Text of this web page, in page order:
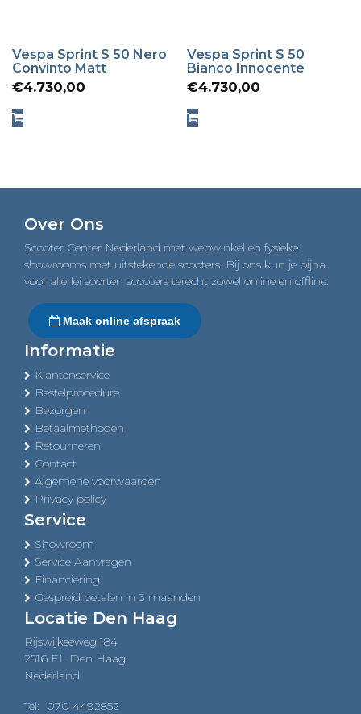
Vespa Sprint S 50 Nero
Convinto Matt
€4.730,00
Vespa Sprint S 50
Bianco Innocente
€4.730,00
Over Ons
Scooter Center Nederland met webwinkel en fysieke
showrooms met uitstekende scooters. Bij ons kun je bijna
voor allerlei soorten scooters terecht zowel online en offline.
Maak online afspraak
Informatie
Klantenservice
Bestelprocedure
Bezorgen
Betaalmethoden
Retourneren
Contact
Algemene voorwaarden
Privacy policy
Service
Showroom
Service Aanvragen
Financiering
Gespreid betalen in 3 maanden
Locatie Den Haag
Rijswijkseweg 184
2516 EL Den Haag
Nederland
Tel: 070 4492852